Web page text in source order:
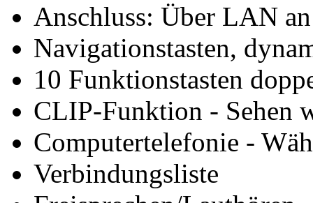
Anschluss: Über LAN
Navigationstasten,
10 Funktionstasten
CLIP-Funktion - Sehen
Computertelefonie -
Verbindungsliste